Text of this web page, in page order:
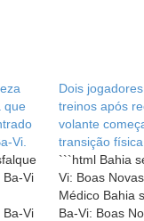
que
Vi.
Ba-Vi
Ba-Vi
Dois
treinos após
volante
transição física.
```html Bahia
Vi: Boas
Médico Bahia
Ba-Vi: Boas